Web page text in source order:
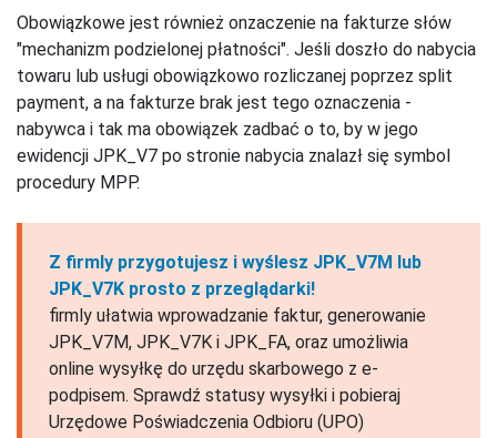
Obowiązkowe jest również onzaczenie na fakturze słów
"mechanizm podzielonej płatności". Jeśli doszło do nabycia
towaru lub usługi obowiązkowo rozliczanej poprzez split
payment, a na fakturze brak jest tego oznaczenia -
nabywca i tak ma obowiązek zadbać o to, by w jego
ewidencji JPK_V7 po stronie nabycia znalazł się symbol
procedury MPP.
Z firmly przygotujesz i wyślesz JPK_V7M lub
JPK_V7K prosto z przeglądarki!
firmly ułatwia wprowadzanie faktur, generowanie
JPK_V7M, JPK_V7K i JPK_FA, oraz umożliwia
online wysyłkę do urzędu skarbowego z e-
podpisem. Sprawdź statusy wysyłki i pobieraj
Urzędowe Poświadczenia Odbioru (UPO)